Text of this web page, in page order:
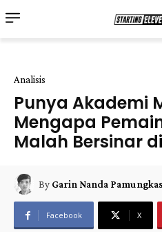
Analisis
Punya Akademi
Mengapa
Malah Bersinar
By Garin Nanda Pamungkas
Facebook X